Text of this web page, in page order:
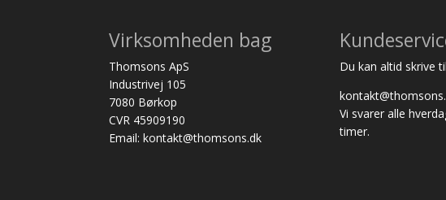
Virksomheden bag
Thomsons ApS
Industrivej 105
7080 Børkop
CVR 45909190
Email: kontakt@thomsons.dk
Du kan altid skrive
Vi svarer alle
timer.